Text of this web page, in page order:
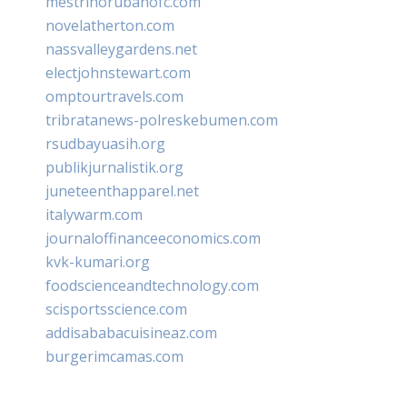
novelatherton.com
nassvalleygardens.net
electjohnstewart.com
omptourtravels.com
tribratanews-polreskebumen.com
rsudbayuasih.org
publikjurnalistik.org
juneteenthapparel.net
italywarm.com
journaloffinanceeconomics.com
kvk-kumari.org
foodscienceandtechnology.com
scisportsscience.com
addisababacuisineaz.com
burgerimcamas.com